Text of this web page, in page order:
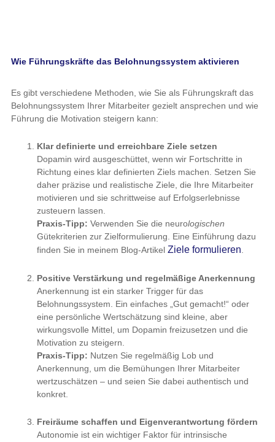
Wie Führungskräfte das Belohnungssystem aktivieren
Es gibt verschiedene Methoden, wie Sie als Führungskraft das
Belohnungssystem Ihrer Mitarbeiter gezielt ansprechen und wie
Führung die Motivation steigern kann:
Klar definierte und erreichbare Ziele setzen
Dopamin wird ausgeschüttet, wenn wir Fortschritte in
Richtung eines klar definierten Ziels machen. Setzen Sie
daher präzise und realistische Ziele, die Ihre Mitarbeiter
motivieren und sie schrittweise auf Erfolgserlebnisse
zusteuern lassen.
Praxis-Tipp: Verwenden Sie die neurologischen
Gütekriterien zur Zielformulierung. Eine Einführung dazu
finden Sie in meinem Blog-Artikel Ziele formulieren.
Positive Verstärkung und regelmäßige Anerkennung
Anerkennung ist ein starker Trigger für das
Belohnungssystem. Ein einfaches „Gut gemacht!“ oder
eine persönliche Wertschätzung sind kleine, aber
wirkungsvolle Mittel, um Dopamin freizusetzen und die
Motivation zu steigern.
Praxis-Tipp: Nutzen Sie regelmäßig Lob und
Anerkennung, um die Bemühungen Ihrer Mitarbeiter
wertzuschätzen – und seien Sie dabei authentisch und
konkret.
Freiräume schaffen und Eigenverantwortung fördern
Autonomie ist ein wichtiger Faktor für intrinsische